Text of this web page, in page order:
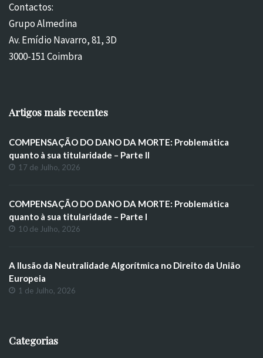
Contactos:
Grupo Almedina
Av. Emídio Navarro, 81, 3D
3000-151 Coimbra
Artigos mais recentes
COMPENSAÇÃO DO DANO DA MORTE: Problemática
quanto à sua titularidade – Parte II
17 de Julho, 2026
COMPENSAÇÃO DO DANO DA MORTE: Problemática
quanto à sua titularidade – Parte I
10 de Julho, 2026
A Ilusão da Neutralidade Algorítmica no Direito da União
Europeia
1 de Julho, 2026
Categorias